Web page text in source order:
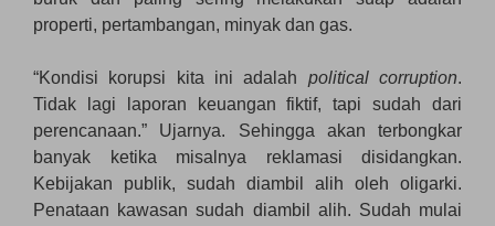
properti, pertambangan, minyak dan gas.
“Kondisi korupsi kita ini adalah political corruption.
Tidak lagi laporan keuangan fiktif, tapi sudah dari
perencanaan.” Ujarnya. Sehingga akan terbongkar
banyak ketika misalnya reklamasi disidangkan.
Kebijakan publik, sudah diambil alih oleh oligarki.
Penataan kawasan sudah diambil alih. Sudah mulai